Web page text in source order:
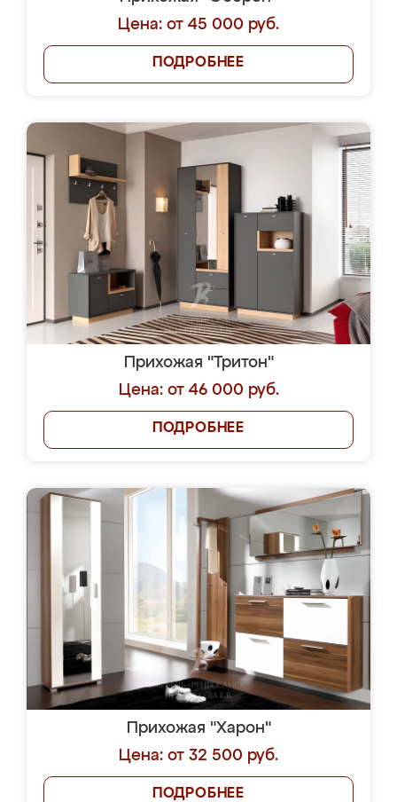
Цена: от 45 000 руб.
ПОДРОБНЕЕ
Прихожая "Тритон"
Цена: от 46 000 руб.
ПОДРОБНЕЕ
Прихожая "Харон"
Цена: от 32 500 руб.
ПОДРОБНЕЕ